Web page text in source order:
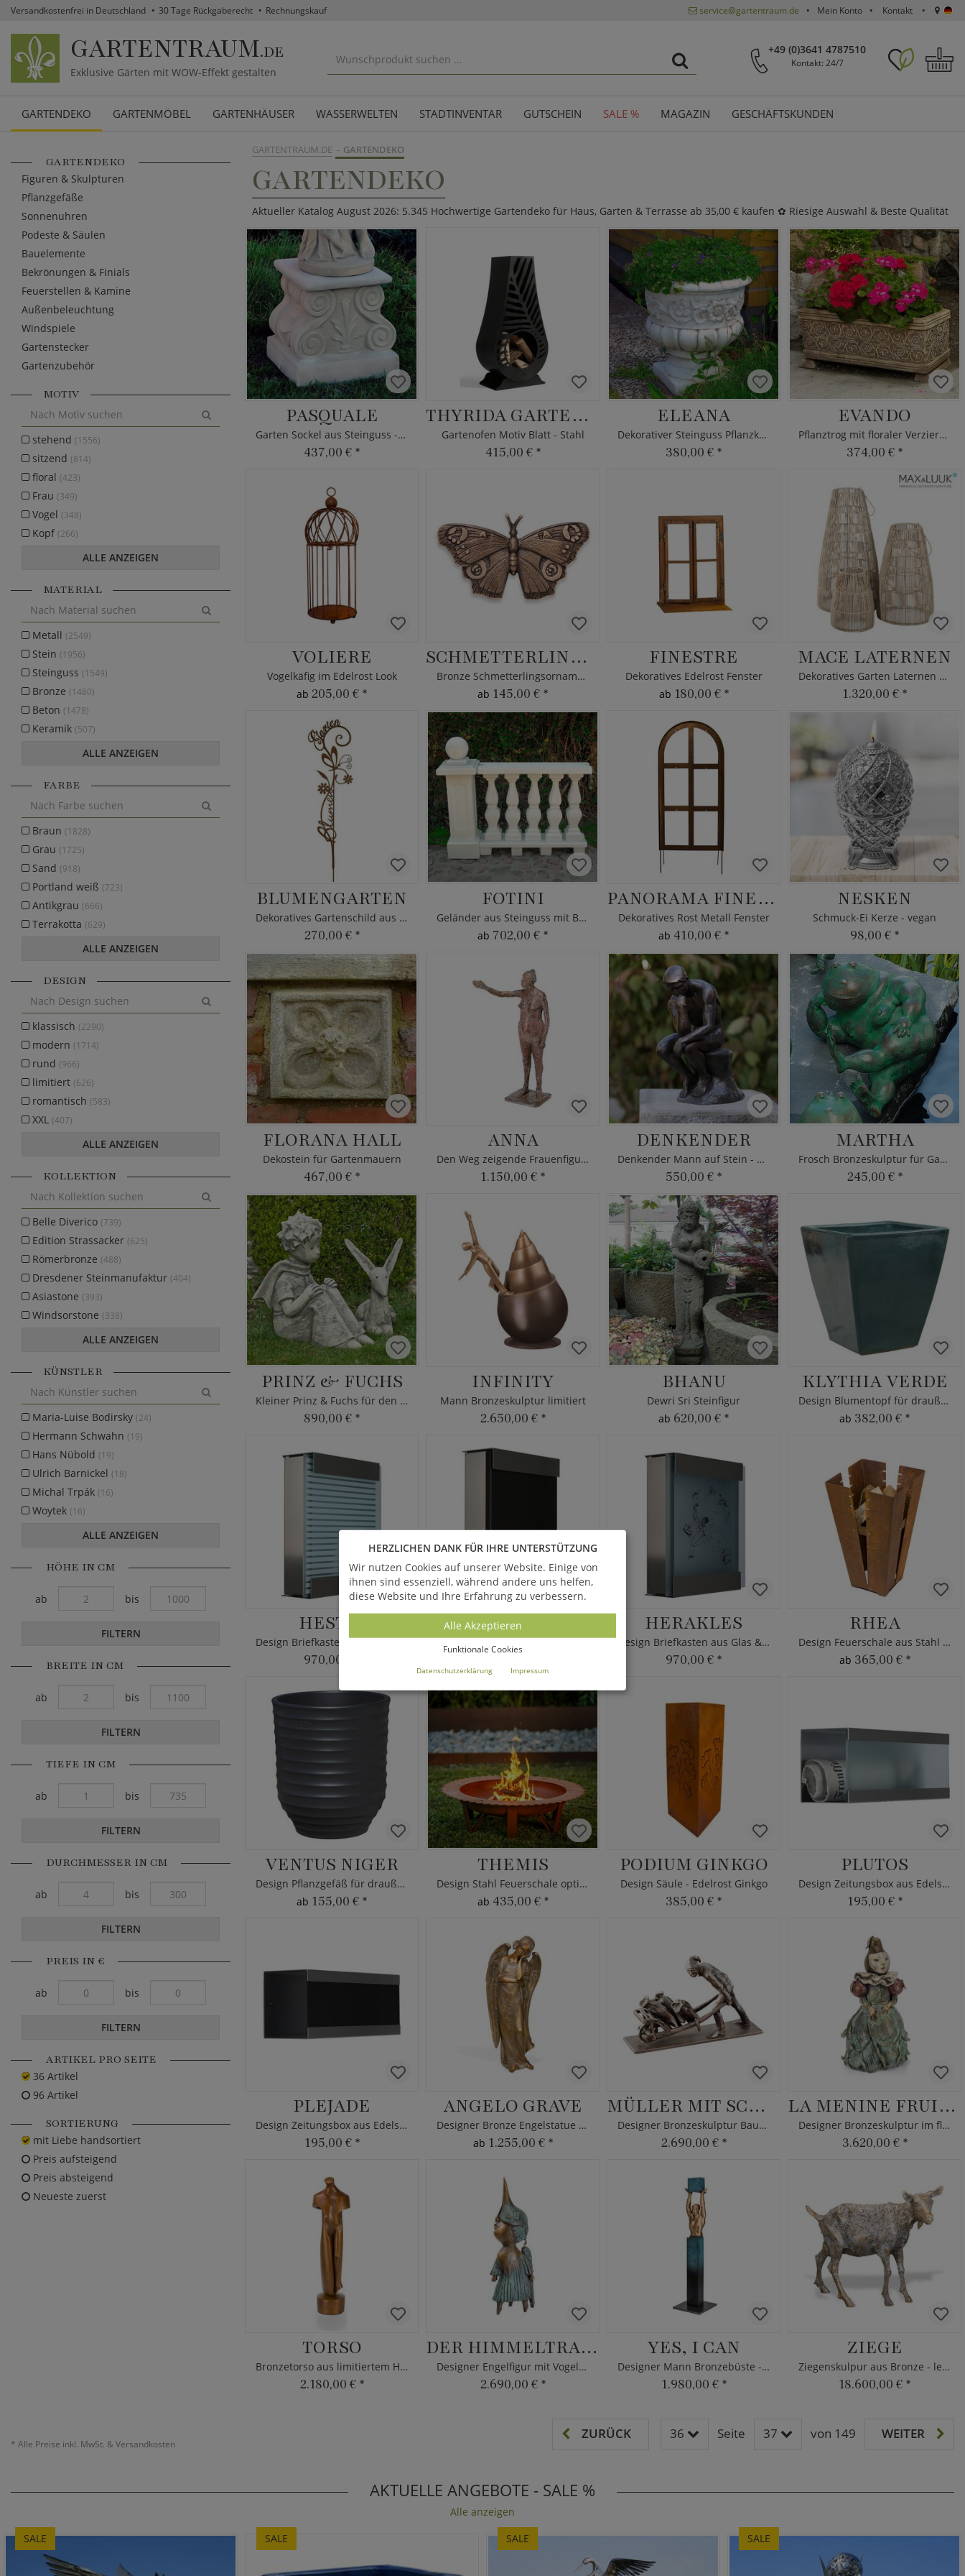
Versandkostenfrei in Deutschland 30 Tage Rückgaberecht Rechnungskauf service@gartentraum.de Mein Konto Kontakt
GARTENTRAUM.DE
Exklusive Gärten mit WOW-Effekt gestalten
+49 (0)3641 4787510
Kontakt: 24/7
GARTENDEKO GARTENMÖBEL GARTENHÄUSER WASSERWELTEN STADTINVENTAR GUTSCHEIN SALE % MAGAZIN GESCHÄFTSKUNDEN
GARTENTRAUM.DE GARTENDEKO
GARTENDEKO
Aktueller Katalog August 2026: 5.345 Hochwertige Gartendeko für Haus, Garten & Terrasse ab 35,00 € kaufen ✿ Riesige Auswahl & Beste Qualität
PASQUALE
Garten Sockel aus Steinguss - eckig
437,00 € *
THYRIDA GARTENOFEN
Gartenofen Motiv Blatt - Stahl
415,00 € *
ELEANA
Dekorativer Steinguss Pflanzkübel
380,00 € *
EVANDO
Pflanztrog mit floraler Verzierung
374,00 € *
VOLIERE
Vogelkäfig im Edelrost Look
ab 205,00 € *
SCHMETTERLING ACACIA
Bronze Schmetterlingsornament
ab 145,00 € *
FINESTRE
Dekoratives Edelrost Fenster
ab 180,00 € *
MACE LATERNEN
Dekoratives Garten Laternen Set
1.320,00 € *
BLUMENGARTEN
Dekoratives Gartenschild aus Metall
270,00 € *
FOTINI
Geländer aus Steinguss mit Balustern
ab 702,00 € *
PANORAMA FINESTRE
Dekoratives Rost Metall Fenster
ab 410,00 € *
NESKEN
Schmuck-Ei Kerze - vegan
98,00 € *
FLORANA HALL
Dekostein für Gartenmauern
467,00 € *
ANNA
Den Weg zeigende Frauenfigur aus Bronze
1.150,00 € *
DENKENDER
Denkender Mann auf Stein - Bronze
550,00 € *
MARTHA
Frosch Bronzeskulptur für Gartenteiche
245,00 € *
PRINZ & FUCHS
Kleiner Prinz & Fuchs für den Garten
890,00 € *
INFINITY
Mann Bronzeskulptur limitiert
2.650,00 € *
BHANU
Dewri Sri Steinfigur
ab 620,00 € *
KLYTHIA VERDE
Design Blumentopf für draußen
ab 382,00 € *
HESTIA
Design Briefkasten aus Edelstahl & Glas
970,00 €
NYX
Briefkasten aus Edelstahl mit schwarzer Front
HERAKLES
Design Briefkasten aus Glas & Edelstahl mit Motiv
970,00 € *
RHEA
Design Feuerschale aus Stahl optional mit Grillrost
ab 365,00 € *
VENTUS NIGER
Design Pflanzgefäß für draußen - rund
ab 155,00 € *
THEMIS
Design Stahl Feuerschale optional mit Grillrost
ab 435,00 € *
PODIUM GINKGO
Design Säule - Edelrost Ginkgo
385,00 € *
PLUTOS
Design Zeitungsbox aus Edelstahl & Glas
195,00 € *
PLEJADE
Design Zeitungsbox aus Edelstahl in schwarz
195,00 € *
ANGELO GRAVE
Designer Bronze Engelstatue - limitiert
ab 1.255,00 € *
MÜLLER MIT SCHUBKARRE
Designer Bronzeskulptur Bauer mit Sackkarre
2.690,00 € *
LA MENINE FRUITÉE
Designer Bronzeskulptur im floralen Design
3.620,00 € *
TORSO
Bronzetorso aus limitiertem Handwerk
2.180,00 € *
DER HIMMELTRAUM
Designer Engelfigur mit Vogelmaske - Bronze
2.690,00 € *
YES, I CAN
Designer Mann Bronzebüste - modern
1.980,00 € *
ZIEGE
Ziegenskulpur aus Bronze - lebensgroß
18.600,00 € *
GARTENDEKO
Figuren & Skulpturen
Pflanzgefäße
Sonnenuhren
Podeste & Säulen
Bauelemente
Bekrönungen & Finials
Feuerstellen & Kamine
Außenbeleuchtung
Windspiele
Gartenstecker
Gartenzubehör
MOTIV
stehend (1556)
sitzend (814)
floral (423)
Frau (349)
Vogel (348)
Kopf (266)
ALLE ANZEIGEN
MATERIAL
Metall (2549)
Stein (1956)
Steinguss (1549)
Bronze (1480)
Beton (1478)
Keramik (507)
ALLE ANZEIGEN
FARBE
Braun (1828)
Grau (1725)
Sand (918)
Portland weiß (723)
Antikgrau (666)
Terrakotta (629)
ALLE ANZEIGEN
DESIGN
klassisch (2290)
modern (1714)
rund (966)
limitiert (626)
romantisch (583)
XXL (407)
ALLE ANZEIGEN
KOLLEKTION
Belle Diverico (739)
Edition Strassacker (625)
Römerbronze (488)
Dresdener Steinmanufaktur (404)
Asiastone (393)
Windsorstone (338)
ALLE ANZEIGEN
KÜNSTLER
Maria-Luise Bodirsky (24)
Hermann Schwahn (19)
Hans Nübold (19)
Ulrich Barnickel (18)
Michal Trpák (16)
Woytek (16)
ALLE ANZEIGEN
HÖHE IN CM
ab bis
FILTERN
BREITE IN CM
ab bis
FILTERN
TIEFE IN CM
ab bis
FILTERN
DURCHMESSER IN CM
ab bis
FILTERN
PREIS IN €
ab bis
FILTERN
ARTIKEL PRO SEITE
36 Artikel
96 Artikel
SORTIERUNG
mit Liebe handsortiert
Preis aufsteigend
Preis absteigend
Neueste zuerst
* Alle Preise inkl. MwSt. & Versandkosten
ZURÜCK 36 Seite 37 von 149 WEITER
AKTUELLE ANGEBOTE - SALE %
Alle anzeigen
SALE
SALE SALE SALE
HERZLICHEN DANK FÜR IHRE UNTERSTÜTZUNG
Wir nutzen Cookies auf unserer Website. Einige von
ihnen sind essenziell, während andere uns helfen,
diese Website und Ihre Erfahrung zu verbessern.
Alle Akzeptieren
Funktionale Cookies
Datenschutzerklärung Impressum